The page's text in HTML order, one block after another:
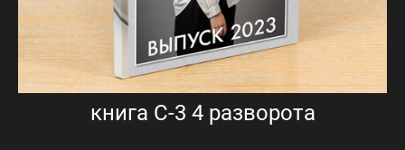
книга С-3 4 разворота